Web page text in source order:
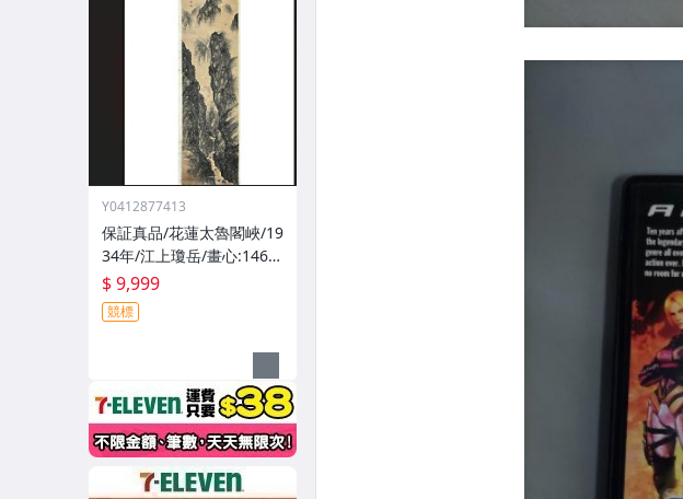
Y0412877413
保証真品/花蓮太魯閣峽/19
34年/江上瓊岳/畫心:146.5
x 39.9cm/名家水墨/昭和9
年/台灣/文獻/日治/日據/非
老照片/非油畫/非台展石川
$ 9,999
競標